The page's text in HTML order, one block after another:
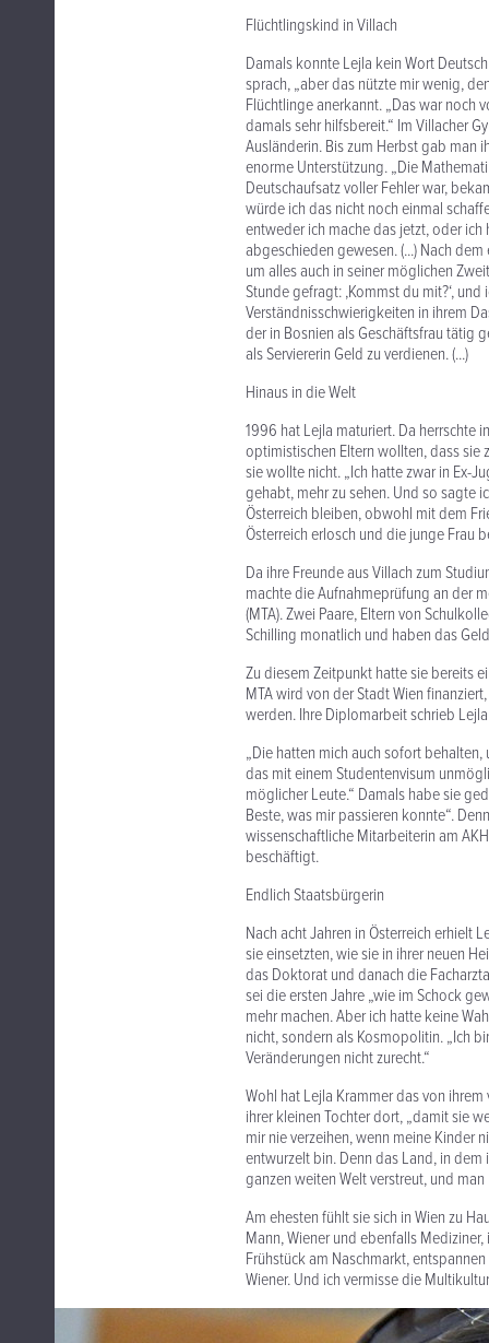
Flüchtlingskind in Villach
Damals konnte Lejla kein Wort
sprach, „aber das nützte mir wenig,
Flüchtlinge anerkannt. „Das war
damals sehr hilfsbereit.“ Im Villacher
Ausländerin. Bis zum Herbst gab man
enorme Unterstützung. „Die
Deutschaufsatz voller Fehler war,
würde ich das nicht noch einmal
entweder ich mache das jetzt, oder ich
abgeschieden gewesen. (...) Nach
um alles auch in seiner möglichen
Stunde gefragt: ,Kommst du mit?‘,
Verständnisschwierigkeiten in ihrem
der in Bosnien als Geschäftsfrau tätig
als Serviererin Geld zu verdienen. (...)
Hinaus in die Welt
1996 hat Lejla maturiert. Da herrschte
optimistischen Eltern wollten, dass sie
sie wollte nicht. „Ich hatte zwar in Ex-
gehabt, mehr zu sehen. Und so sagte
Österreich bleiben, obwohl mit dem
Österreich erlosch und die junge Frau
Da ihre Freunde aus Villach zum
machte die Aufnahmeprüfung an der
(MTA). Zwei Paare, Eltern von
Schilling monatlich und haben das
Zu diesem Zeitpunkt hatte sie bereits
MTA wird von der Stadt Wien
werden. Ihre Diplomarbeit schrieb
„Die hatten mich auch sofort
das mit einem Studentenvisum
möglicher Leute.“ Damals habe sie
Beste, was mir passieren konnte“.
wissenschaftliche Mitarbeiterin am
beschäftigt.
Endlich Staatsbürgerin
Nach acht Jahren in Österreich erhielt
sie einsetzten, wie sie in ihrer neuen
das Doktorat und danach die
sei die ersten Jahre „wie im Schock
mehr machen. Aber ich hatte keine
nicht, sondern als Kosmopolitin. „Ich
Veränderungen nicht zurecht.“
Wohl hat Lejla Krammer das von
ihrer kleinen Tochter dort, „damit sie
mir nie verzeihen, wenn meine Kinder
entwurzelt bin. Denn das Land, in
ganzen weiten Welt verstreut, und
Am ehesten fühlt sie sich in Wien zu
Mann, Wiener und ebenfalls
Frühstück am Naschmarkt,
Wiener. Und ich vermisse die